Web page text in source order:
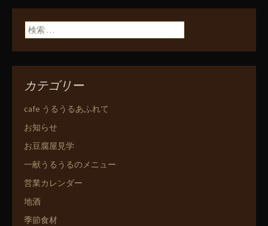
ン
検索:
カテゴリー
cafe うるうるあふれて
お知らせ
お豆腐屋見学
一献うるうるのメニュー
営業カレンダー
地酒
季節食材